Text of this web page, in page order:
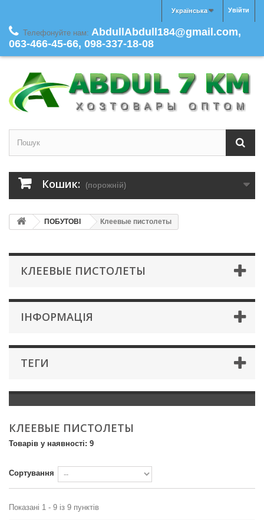
Увійти
Українська
Телефонуйте нам: AbdullAbdull184@gmail.com,
063-466-45-66, 098-337-18-08
Кошик: (порожній)
ПОБУТОВІ Клеевые пистолеты
КЛЕЕВЫЕ ПИСТОЛЕТЫ
IНФОРМАЦIЯ
ТЕГИ
КЛЕЕВЫЕ ПИСТОЛЕТЫ
Товарів у наявності: 9
Сортування
Показані 1 - 9 із 9 пунктів